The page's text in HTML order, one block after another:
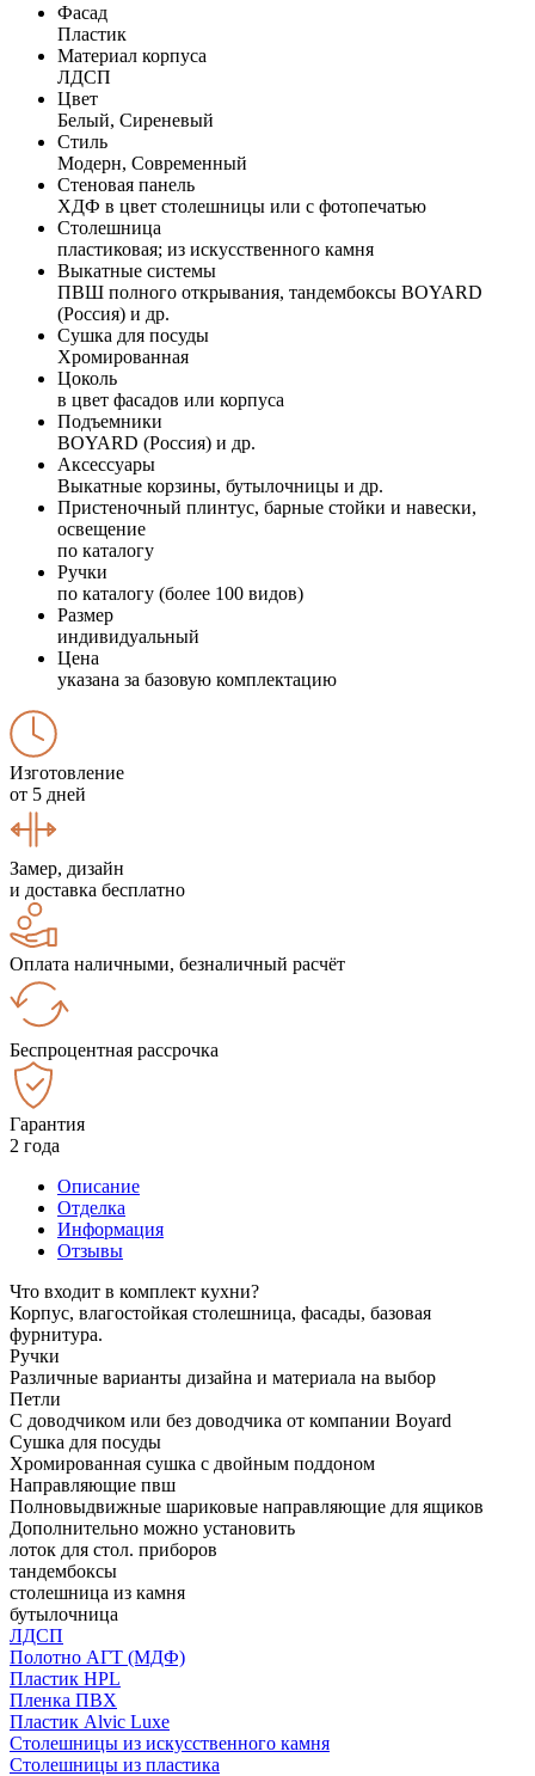
Фасад
Пластик
Материал корпуса
ЛДСП
Цвет
Белый, Сиреневый
Стиль
Модерн, Современный
Стеновая панель
ХДФ в цвет столешницы или с фотопечатью
Столешница
пластиковая; из искусственного камня
Выкатные системы
ПВШ полного открывания, тандембоксы BOYARD
(Россия) и др.
Сушка для посуды
Хромированная
Цоколь
в цвет фасадов или корпуса
Подъемники
BOYARD (Россия) и др.
Аксессуары
Выкатные корзины, бутылочницы и др.
Пристеночный плинтус, барные стойки и навески,
освещение
по каталогу
Ручки
по каталогу (более 100 видов)
Размер
индивидуальный
Цена
указана за базовую комплектацию
Изготовление
от 5 дней
Замер, дизайн
и доставка бесплатно
Оплата наличными, безналичный расчёт
Беспроцентная рассрочка
Гарантия
2 года
Описание
Отделка
Информация
Отзывы
Что входит в комплект кухни?
Корпус, влагостойкая столешница, фасады, базовая
фурнитура.
Ручки
Различные варианты дизайна и материала на выбор
Петли
С доводчиком или без доводчика от компании Boyard
Сушка для посуды
Хромированная сушка с двойным поддоном
Направляющие пвш
Полновыдвижные шариковые направляющие для ящиков
Дополнительно можно установить
лоток для стол. приборов
тандембоксы
столешница из камня
бутылочница
ЛДСП
Полотно АГТ (МДФ)
Пластик HPL
Пленка ПВХ
Пластик Alvic Luxe
Столешницы из искусственного камня
Столешницы из пластика